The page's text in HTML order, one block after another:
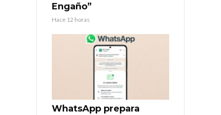
Engaño”
Hace 12 horas
WhatsApp prepara